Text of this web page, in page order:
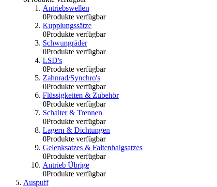
Antriebswellen
0Produkte verfügbar
Kupplungssätze
0Produkte verfügbar
Schwungräder
0Produkte verfügbar
LSD's
0Produkte verfügbar
Zahnrad/Synchro's
0Produkte verfügbar
Flüssigkeiten & Zubehör
0Produkte verfügbar
Schalter & Trennen
0Produkte verfügbar
Lagern & Dichtungen
0Produkte verfügbar
Gelenksatzes & Faltenbalgsatzes
0Produkte verfügbar
Antrieb Übrige
0Produkte verfügbar
Auspuff